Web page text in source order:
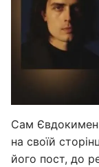
Сам
на своїй
його пост, до